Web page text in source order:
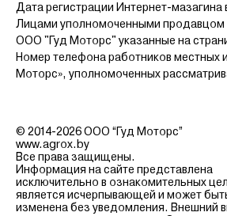
Дата регистрации Интернет-мазагина
Лицами уполномоченными продавцом
ООО "Гуд Моторс" указанные на
Номер телефона работников местных
Моторс», уполномоченных
© 2014-2026 ООО “Гуд Моторс”
www.agrox.by
Все права защищены.
Информация на сайте представлена
исключительно в ознакомительных
является исчерпывающей и может
изменена без уведомления. Внешний